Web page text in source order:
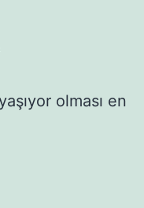
olması en